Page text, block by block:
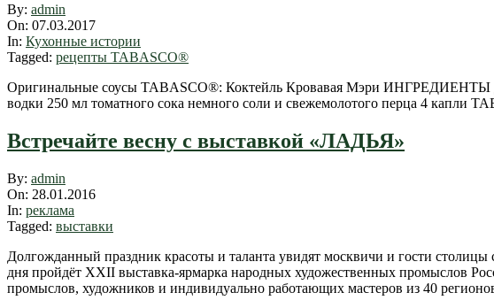
2017-
03-
07
By: admin
On: 07.03.2017
In: Кухонные истории
Tagged: рецепты TABASCO®
Оригинальные соусы TABASCO®: Коктейль Кровавая Мэри ИНГРЕДИЕНТЫ
водки 250 мл томатного сока немного соли и свежемолотого перца 4 капли
Встречайте весну с выставкой «ЛАДЬЯ»
2016-
01-
28
By: admin
On: 28.01.2016
In: реклама
Tagged: выставки
Долгожданный праздник красоты и таланта увидят москвичи и гости
дня пройдёт XXII выставка-ярмарка народных художественных промыслов
промыслов, художников и индивидуально работающих мастеров из 40